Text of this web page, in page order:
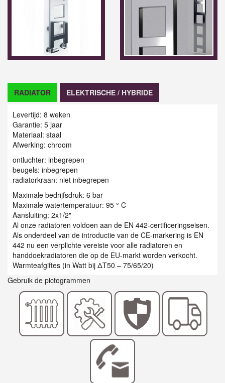
RADIATOR ELEKTRISCHE / HYBRIDE
Levertijd: 8 weken
Garantie: 5 jaar
Materiaal: staal
Afwerking: chroom
ontluchter: inbegrepen
beugels: inbegrepen
radiatorkraan: niet inbegrepen
Maximale bedrijfsdruk: 6 bar
Maximale watertemperatuur: 95 ° C
Aansluiting: 2x1/2"
Al onze radiatoren voldoen aan de EN 442-certificeringseisen.
Als onderdeel van de introductie van de CE-markering is EN
442 nu een verplichte vereiste voor alle radiatoren en
handdoekradiatoren die op de EU-markt worden verkocht.
Warmteafgiftes (in Watt bij ΔT50 – 75/65/20)
Gebruik de pictogrammen